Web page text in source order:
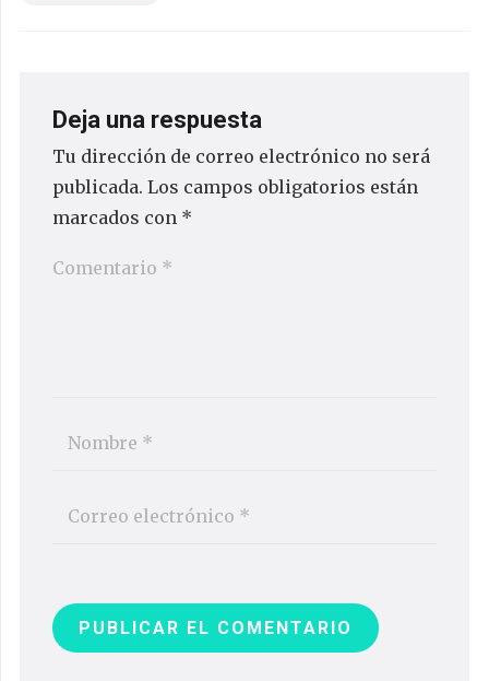
Deja una respuesta
Tu dirección de correo electrónico no será
publicada. Los campos obligatorios están
marcados con *
PUBLICAR EL COMENTARIO